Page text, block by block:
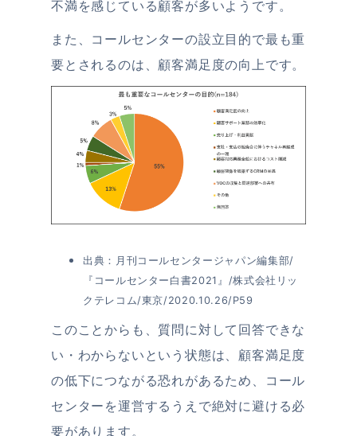
不満を感じている顧客が多いようです。
また、コールセンターの設立目的で最も重
要とされるのは、顧客満足度の向上です。
出典：月刊コールセンタージャパン編集部/
『コールセンター白書2021』/株式会社リッ
クテレコム/東京/2020.10.26/P59
このことからも、質問に対して回答できな
い・わからないという状態は、顧客満足度
の低下につながる恐れがあるため、コール
センターを運営するうえで絶対に避ける必
要があります。